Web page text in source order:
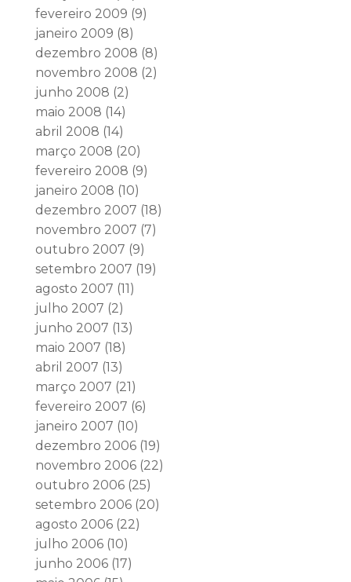
fevereiro 2009 (9)
janeiro 2009 (8)
dezembro 2008 (8)
novembro 2008 (2)
junho 2008 (2)
maio 2008 (14)
abril 2008 (14)
março 2008 (20)
fevereiro 2008 (9)
janeiro 2008 (10)
dezembro 2007 (18)
novembro 2007 (7)
outubro 2007 (9)
setembro 2007 (19)
agosto 2007 (11)
julho 2007 (2)
junho 2007 (13)
maio 2007 (18)
abril 2007 (13)
março 2007 (21)
fevereiro 2007 (6)
janeiro 2007 (10)
dezembro 2006(19)
novembro 2006(22)
outubro 2006(25)
setembro 2006(20)
agosto 2006(22)
julho 2006(10)
junho 2006(17)